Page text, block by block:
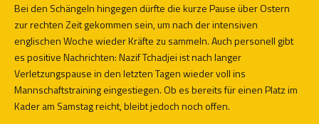
Bei den Schängeln hingegen dürfte die kurze Pause über Ostern
zur rechten Zeit gekommen sein, um nach der intensiven
englischen Woche wieder Kräfte zu sammeln. Auch personell gibt
es positive Nachrichten: Nazif Tchadjei ist nach langer
Verletzungspause in den letzten Tagen wieder voll ins
Mannschaftstraining eingestiegen. Ob es bereits für einen Platz im
Kader am Samstag reicht, bleibt jedoch noch offen.